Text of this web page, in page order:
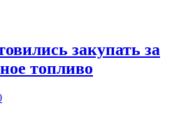
закупать за
топливо